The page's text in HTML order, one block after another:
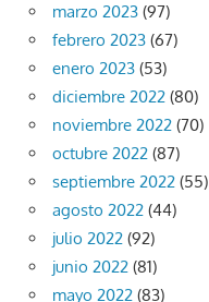
marzo 2023 (97)
febrero 2023 (67)
enero 2023 (53)
diciembre 2022 (80)
noviembre 2022 (70)
octubre 2022 (87)
septiembre 2022 (55)
agosto 2022 (44)
julio 2022 (92)
junio 2022 (81)
mayo 2022 (83)